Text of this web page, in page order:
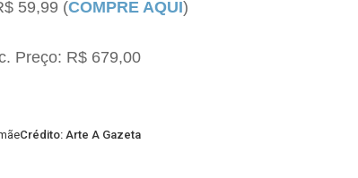
59,99 (COMPRE AQUI)
Preço: R$ 679,00
Crédito: Arte A Gazeta